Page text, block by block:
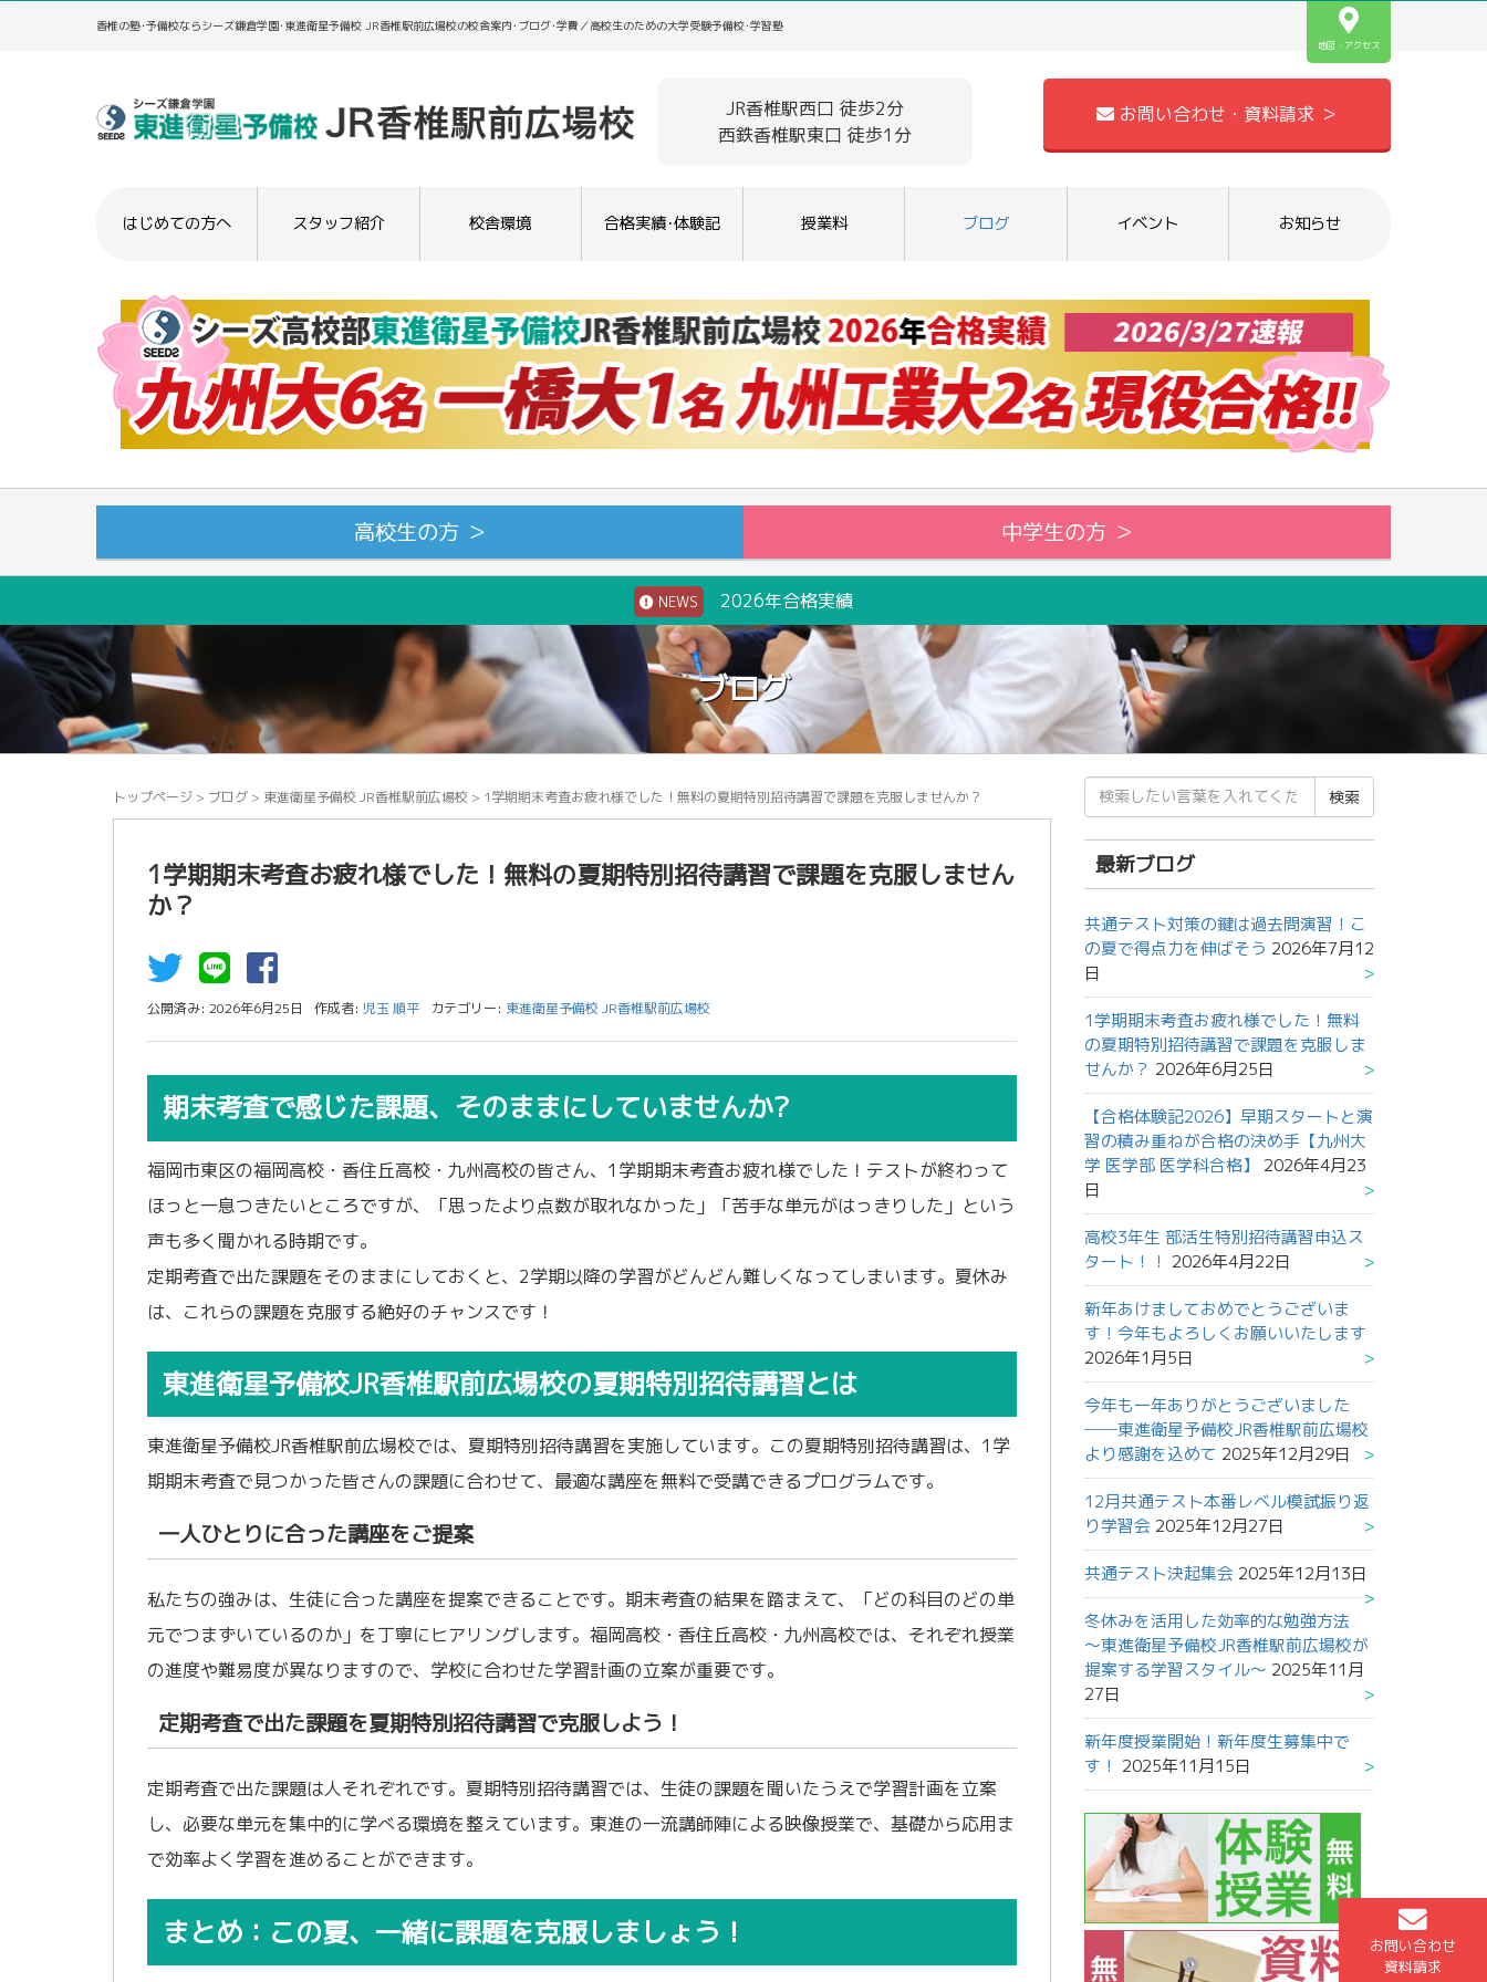
香椎の塾･予備校ならシーズ鎌倉学園･東進衛星予備校 JR香椎駅前広場校の校舎案内･ブログ･学費／高校生のための大学受験予備校･学習塾
地図・アクセス
JR香椎駅西口 徒歩2分
西鉄香椎駅東口 徒歩1分
お問い合わせ・資料請求 ＞
はじめての方へ スタッフ紹介 校舎環境 合格実績･体験記 授業料 ブログ イベント お知らせ
高校生の方 ＞ 中学生の方 ＞
お問い合わせ
資料請求
NEWS 2026年合格実績
ブログ
トップページ > ブログ > 東進衛星予備校 JR香椎駅前広場校 > 1学期期末考査お疲れ様でした！無料の夏期特別招待講習で課題を克服しませんか？
1学期期末考査お疲れ様でした！無料の夏期特別招待講習で課題を克服しません
か？
公開済み: 2026年6月25日 作成者: 児玉 順平 カテゴリー: 東進衛星予備校 JR香椎駅前広場校
期末考査で感じた課題、そのままにしていませんか?
福岡市東区の福岡高校・香住丘高校・九州高校の皆さん、1学期期末考査お疲れ様でした！テストが終わって
ほっと一息つきたいところですが、「思ったより点数が取れなかった」「苦手な単元がはっきりした」という
声も多く聞かれる時期です。
定期考査で出た課題をそのままにしておくと、2学期以降の学習がどんどん難しくなってしまいます。夏休み
は、これらの課題を克服する絶好のチャンスです！
東進衛星予備校JR香椎駅前広場校の夏期特別招待講習とは
東進衛星予備校JR香椎駅前広場校では、夏期特別招待講習を実施しています。この夏期特別招待講習は、1学
期期末考査で見つかった皆さんの課題に合わせて、最適な講座を無料で受講できるプログラムです。
一人ひとりに合った講座をご提案
私たちの強みは、生徒に合った講座を提案できることです。期末考査の結果を踏まえて、「どの科目のどの単
元でつまずいているのか」を丁寧にヒアリングします。福岡高校・香住丘高校・九州高校では、それぞれ授業
の進度や難易度が異なりますので、学校に合わせた学習計画の立案が重要です。
定期考査で出た課題を夏期特別招待講習で克服しよう！
定期考査で出た課題は人それぞれです。夏期特別招待講習では、生徒の課題を聞いたうえで学習計画を立案
し、必要な単元を集中的に学べる環境を整えています。東進の一流講師陣による映像授業で、基礎から応用ま
で効率よく学習を進めることができます。
まとめ：この夏、一緒に課題を克服しましょう！
検
索
結
果:
最新ブログ
共通テスト対策の鍵は過去問演習！こ
の夏で得点力を伸ばそう 2026年7月12
日
1学期期末考査お疲れ様でした！無料
の夏期特別招待講習で課題を克服しま
せんか？ 2026年6月25日
【合格体験記2026】早期スタートと演
習の積み重ねが合格の決め手【九州大
学 医学部 医学科合格】
2026年4月23
日
高校3年生 部活生特別招待講習申込ス
タート！！ 2026年4月22日
新年あけましておめでとうございま
す！今年もよろしくお願いいたします
2026年1月5日
今年も一年ありがとうございました
──東進衛星予備校JR香椎駅前広場校
より感謝を込めて 2025年12月29日
12月共通テスト本番レベル模試振り返
り学習会 2025年12月27日
共通テスト決起集会 2025年12月13日
冬休みを活用した効率的な勉強方法
～東進衛星予備校JR香椎駅前広場校が
提案する学習スタイル～ 2025年11月
27日
新年度授業開始！新年度生募集中で
す！ 2025年11月15日